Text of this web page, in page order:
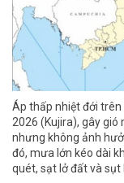
Áp thấp nhiệt đới
2026 (Kujira), gây gió
nhưng không ảnh
đó, mưa lớn kéo dài
quét, sạt lở đất và sụt